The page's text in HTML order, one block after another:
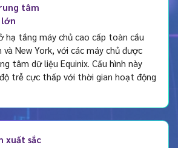
tâm
hạ tầng máy chủ cao cấp toàn cầu
New York, với các máy chủ được
tâm dữ liệu Equinix. Cấu hình này
trễ cực thấp với thời gian hoạt động
xuất sắc